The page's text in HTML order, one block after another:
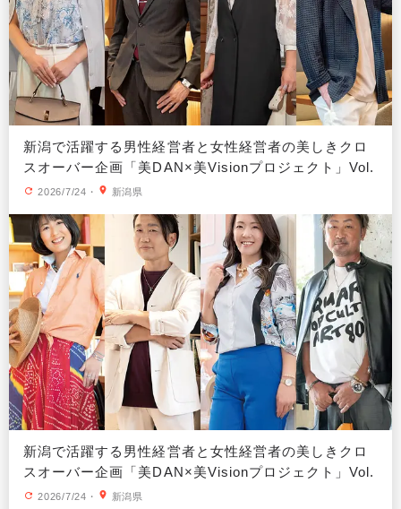
新潟で活躍する男性経営者と女性経営者の美しきクロ
スオーバー企画「美DAN×美Visionプロジェクト」Vol.
9 2026/7/24 ・ 新潟県
新潟で活躍する男性経営者と女性経営者の美しきクロ
スオーバー企画「美DAN×美Visionプロジェクト」Vol.
8 2026/7/24 ・ 新潟県